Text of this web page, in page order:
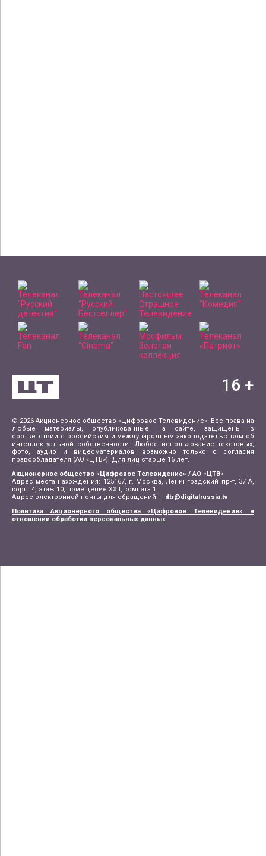
© 2026 Акционерное общество «Цифровое Телевидение». Все права на
любые материалы, опубликованные на сайте, защищены в
соответствии с российским и международным законодательством об
интеллектуальной собственности. Любое использование текстовых,
фото, аудио и видеоматериалов возможно только с согласия
правообладателя (АО «ЦТВ»). Для лиц старше 16 лет.
Акционерное общество «Цифровое Телевидение» / АО «ЦТВ»
Адрес места нахождения: 125167, г. Москва, Ленинградский пр-т, 37 А,
корп. 4, этаж 10, помещение XXII, комната 1.
Адрес электронной почты для обращений — dtr@digitalrussia.tv
Политика Акционерного общества «Цифровое Телевидение» в
отношении обработки персональных данных
16 +